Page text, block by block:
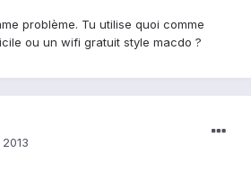
problème. Tu utilise quoi comme
ou un wifi gratuit style macdo ?